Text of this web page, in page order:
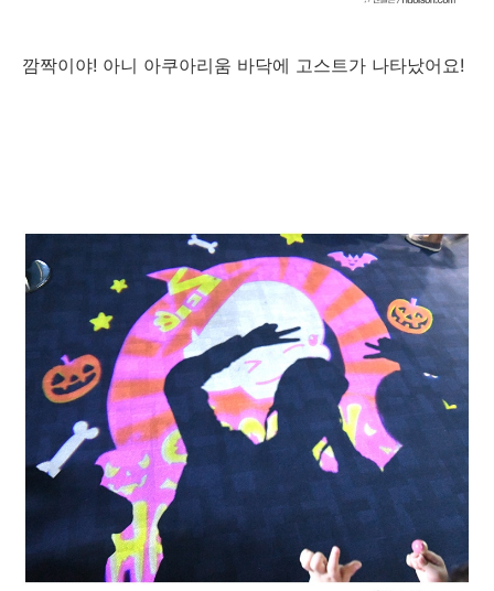
깜짝이야! 아니 아쿠아리움 바닥에 고스트가 나타났어요!